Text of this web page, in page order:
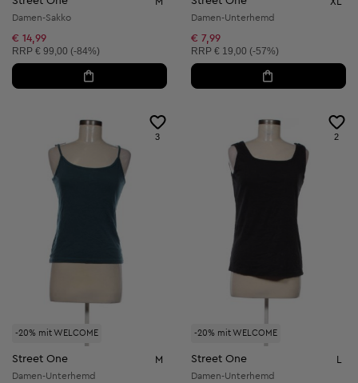
Damen-Sakko
€ 14,99
Unverbindliche Preisempfehlung:
RRP € 99,00 (-84%)
Damen-Unterhemd
€ 7,99
Unverbindliche Preisempfehlung:
RRP € 19,00 (-57%)
-20% mit WELCOME
3
Street One M
Damen-Unterhemd
-20% mit WELCOME
2
Street One
Damen-Unterhemd